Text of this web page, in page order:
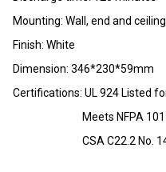
Mounting: Wall, end and ceiling
Finish: White
Dimension: 346*230*59mm
Certifications: UL 924 Listed
Meets NFPA
CSA C22.2 No.